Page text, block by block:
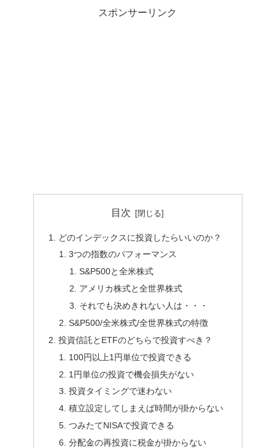
スポンサーリンク
目次
どのインデックスに投資したらいいのか？
3つの指数のパフォーマンス
S&P500と全米株式
アメリカ株式と全世界株式
それでも決めきれない人は・・・
S&P500/全米株式/全世界株式の特徴
投資信託とETFのどちらで投資すべき？
100円以上1円単位で投資できる
1円単位の投資で機会損失がない
投資タイミングで迷わない
積立設定してしまえば時間が掛からない
つみたてNISAで投資できる
分配金の再投資に税金が掛からない